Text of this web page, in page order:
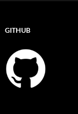
GITHUB